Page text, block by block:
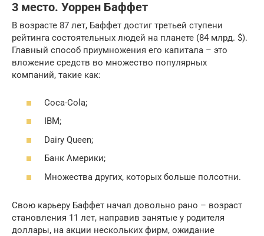
3 место. Уоррен Баффет
В возрасте 87 лет, Баффет достиг третьей ступени
рейтинга состоятельных людей на планете (84 млрд. $).
Главный способ приумножения его капитала – это
вложение средств во множество популярных
компаний, такие как:
Coca-Cola;
IBM;
Dairy Queen;
Банк Америки;
Множества других, которых больше полсотни.
Свою карьеру Баффет начал довольно рано – возраст
становления 11 лет, направив занятые у родителя
доллары, на акции нескольких фирм, ожидание